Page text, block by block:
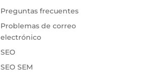
Preguntas frecuentes
Problemas de correo
electrónico
SEO
SEO SEM